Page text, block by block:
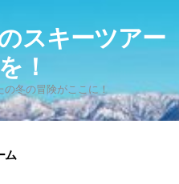
スキーツアー
！
冬の冒険がここに！
ム